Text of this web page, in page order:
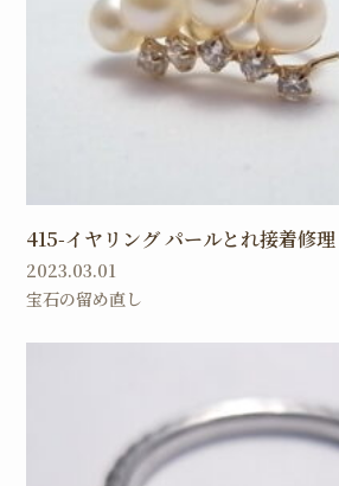
415-イヤリング パールとれ接着修理
2023.03.01
宝石の留め直し